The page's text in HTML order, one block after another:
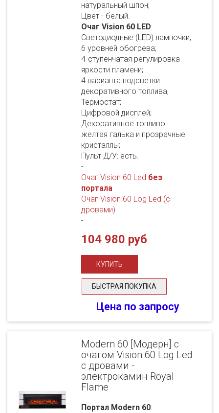
натуральный шпон;
Цвет - белый.
Очаг Vision 60 LED:
Светодиодные (LED) лампочки;
6 уровней обогрева;
4-ступенчатая регулировка
яркости пламени;
4 варианта подсветки
декоративного топлива;
Термостат;
Цифровой дисплей;
Декоративное топливо:
желтая галька и прозрачные
кристаллы;
Пульт Д/У: есть.
-
Очаг Vision 60 Led без
портала
Очаг Vision 60 Log Led (с
дровами)
-
104 980 руб
БЫСТРАЯ ПОКУПКА
Цена по запросу
Modern 60 [Модерн] с
очагом Vision 60 Log Led
с дровами -
электрокамин Royal
Flame
Портал Modern 60: